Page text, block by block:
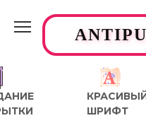
содержанию
ШРИФТ